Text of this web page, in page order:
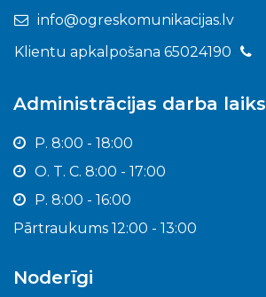
info@ogreskomunikacijas.lv
Klientu apkalpošana 65024190
Administrācijas darba laiks
P. 8:00 - 18:00
O. T. C. 8:00 - 17:00
P. 8:00 - 16:00
Pārtraukums 12:00 - 13:00
Noderīgi